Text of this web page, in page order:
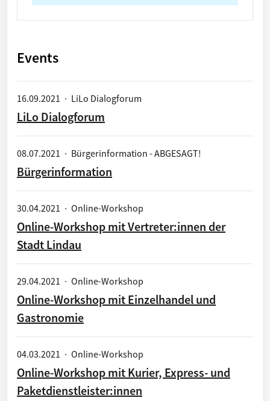
nehmen Sie sich fünf Minuten Zeit und
beantworten Sie die Fragen aus Ihrer persönlichen
Events
16.09.2021 · LiLo Dialogforum
LiLo Dialogforum
08.07.2021 · Bürgerinformation - ABGESAGT!
Bürgerinformation
30.04.2021 · Online-Workshop
Online-Workshop mit Vertreter:innen der
Stadt Lindau
29.04.2021 · Online-Workshop
Online-Workshop mit Einzelhandel und
Gastronomie
04.03.2021 · Online-Workshop
Online-Workshop mit Kurier, Express- und
Paketdienstleister:innen